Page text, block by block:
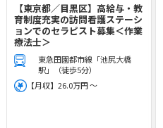
【東京都／目黒区】高給与・教
育制度充実の訪問看護ステーシ
ョンでのセラピスト募集＜作業
療法士＞
東急田園都市線「池尻大橋
駅」（徒歩5分）
【月収】26.0万円 ～